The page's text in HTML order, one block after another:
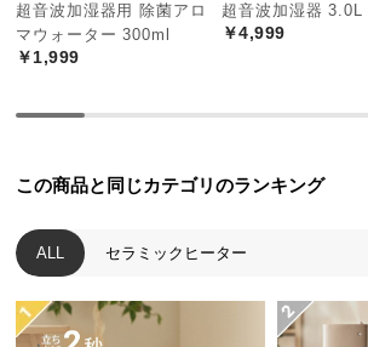
つ
い
設
サ
ー
ビ
ス
超音波加湿器用 除菌アロ
マウォーター 300ml
￥1,999
超音波加湿器 3.0L
￥4,999
この商品と同じカテゴリのランキング
ALL セラミックヒーター